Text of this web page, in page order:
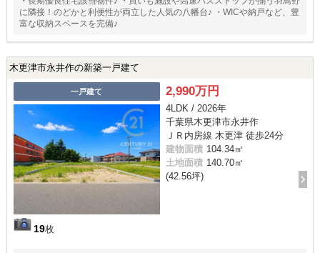
に隣接！のどかと利便性が両立した人気の八幡台♪ ・WICや納戸など、豊
富な収納スペースを完備♪
木更津市永井作の新築一戸建て
一戸建て
19枚
2,990万円
4LDK / 2026年
千葉県木更津市永井作
ＪＲ内房線 木更津 徒歩24分
建物面積 104.34㎡
土地面積 140.70㎡
(42.56坪)